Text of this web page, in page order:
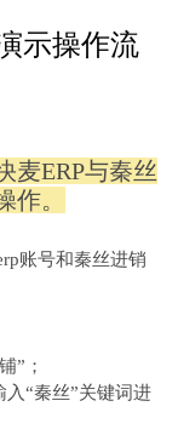
示操作流
麦ERP与秦丝
。
账号和秦丝进销
”；
入“秦丝”关键词进